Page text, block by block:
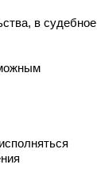
в судебное